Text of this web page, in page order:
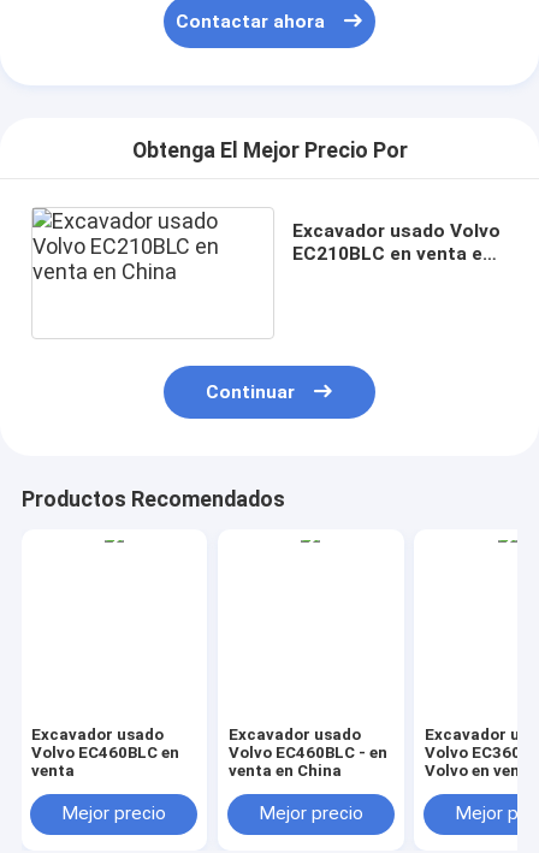
Contactar ahora
Obtenga El Mejor Precio Por
Excavador usado Volvo
EC210BLC en venta en
Continuar
Productos Recomendados
Excavador usado
Volvo EC460BLC en
venta
Mejor precio
Excavador usado
Volvo EC460BLC - en
venta en China
Mejor precio
Excavador
Volvo
Volvo en venta
Mejor